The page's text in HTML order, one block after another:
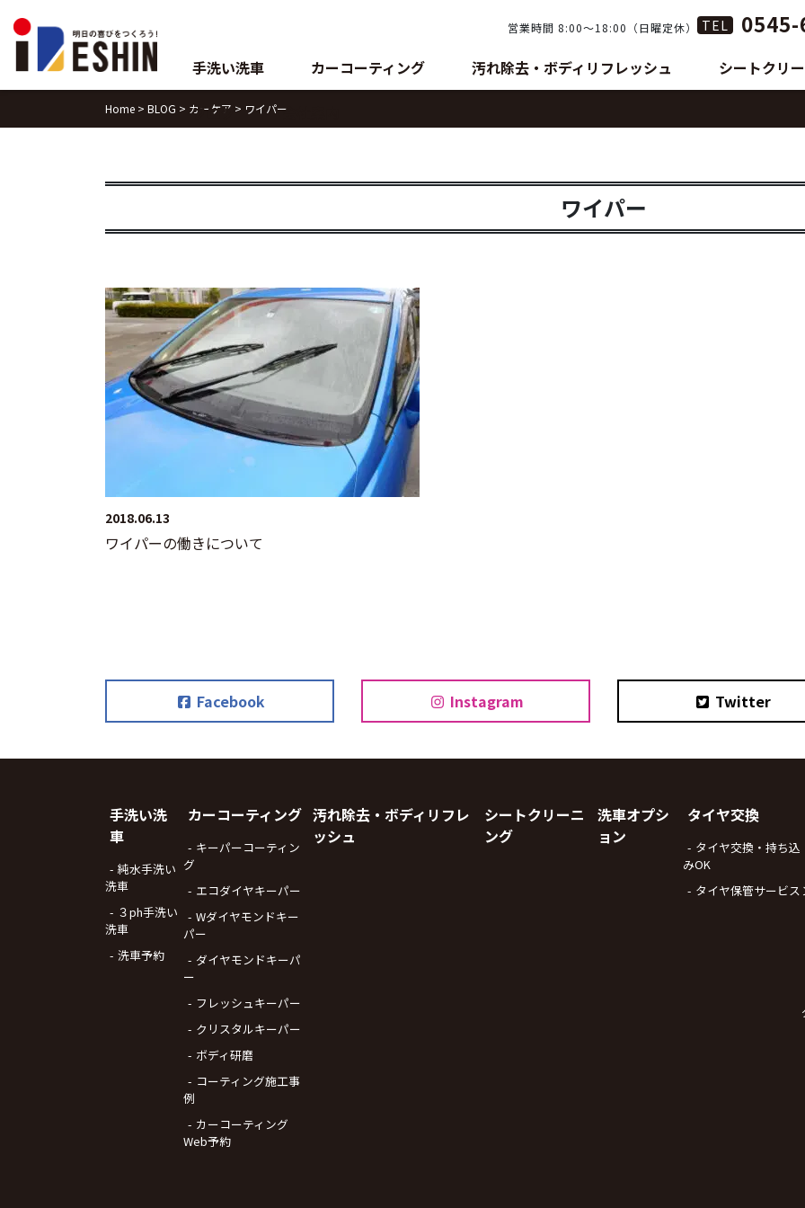
to
content
営業時間 8:00〜18:00（日曜定休） TEL
手洗い洗車 カーコーティング 汚れ除去・ボディリフレッシュ シートクリ
ブログ 会社案内
Home > BLOG > カーケア > ワイパー
ワイパー
2018.06.13
ワイパーの働きについて
Facebook Instagram Twitter
手洗い洗
車
純水手洗い
洗車
３ph手洗い
洗車
洗車予約
カーコーティング
キーパーコーティン
グ
エコダイヤキーパー
Wダイヤモンドキー
パー
ダイヤモンドキーパ
ー
フレッシュキーパー
クリスタルキーパー
ボディ研磨
コーティング施工事
例
カーコーティング
Web予約
汚れ除去・ボディリフレ
ッシュ
シートクリーニ
ング
洗車オプシ
ョン
タイヤ交換
タイヤ交換・持ち込
みOK
タイヤ保管サービス